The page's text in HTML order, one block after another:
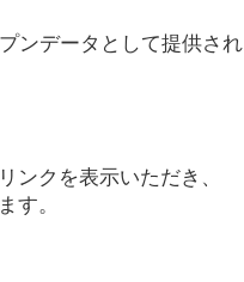
ンデータとして提供され
ンクを表示いただき、
す。